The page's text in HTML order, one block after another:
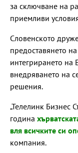
за сключване на
приемливи
Словенското
предоставянето
интегрирането на
внедряването на
решения.
„Телелинк Бизнес
година
вля всичките си
компания.